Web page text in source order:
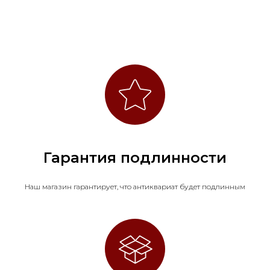
Гарантия подлинности
Наш магазин гарантирует, что антиквариат будет подлинным